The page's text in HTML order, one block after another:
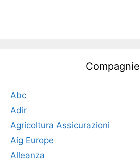
Compagnie
Abc
Adir
Agricoltura Assicurazioni
Aig Europe
Alleanza